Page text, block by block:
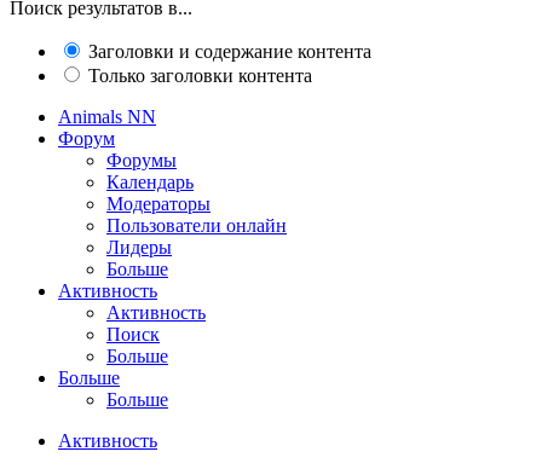
Поиск результатов в...
Заголовки и содержание контента
Только заголовки контента
Animals NN
Форум
Форумы
Календарь
Модераторы
Пользователи онлайн
Лидеры
Больше
Активность
Активность
Поиск
Больше
Больше
Больше
Активность